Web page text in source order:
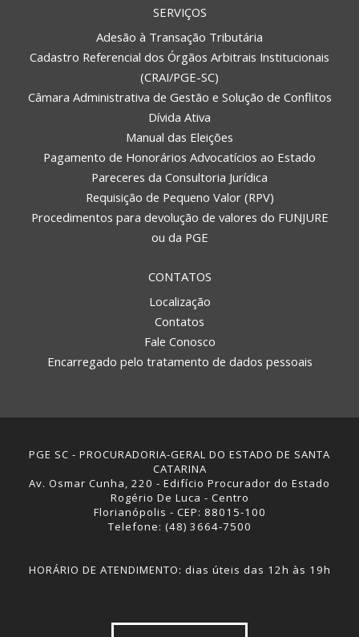
SERVIÇOS
Adesão à Transação Tributária
Cadastro Referencial dos Órgãos Arbitrais Institucionais
(CRAI/PGE-SC)
Câmara Administrativa de Gestão e Solução de Conflitos
Dívida Ativa
Manual das Eleições
Pagamento de Honorários Advocatícios ao Estado
Pareceres da Consultoria Jurídica
Requisição de Pequeno Valor (RPV)
Procedimentos para devolução de valores do FUNJURE
ou da PGE
CONTATOS
Localização
Contatos
Fale Conosco
Encarregado pelo tratamento de dados pessoais
PGE SC - PROCURADORIA-GERAL DO ESTADO DE SANTA
CATARINA
Av. Osmar Cunha, 220 - Edifício Procurador do Estado
Rogério De Luca - Centro
Florianópolis - CEP: 88015-100
Telefone: (48) 3664-7500
HORÁRIO DE ATENDIMENTO: dias úteis das 12h às 19h